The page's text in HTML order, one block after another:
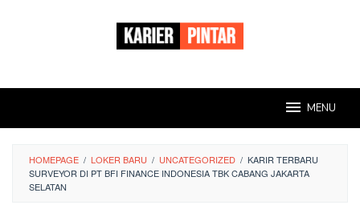
MENU
HOMEPAGE / LOKER BARU / UNCATEGORIZED / KARIR TERBARU
SURVEYOR DI PT BFI FINANCE INDONESIA TBK CABANG JAKARTA
SELATAN